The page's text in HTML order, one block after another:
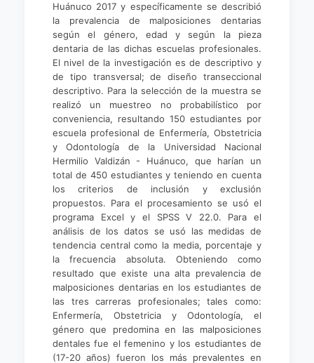
Huánuco 2017 y específicamente se describió
la prevalencia de malposiciones dentarias
según el género, edad y según la pieza
dentaria de las dichas escuelas profesionales.
El nivel de la investigación es de descriptivo y
de tipo transversal; de diseño transeccional
descriptivo. Para la selección de la muestra se
realizó un muestreo no probabilístico por
conveniencia, resultando 150 estudiantes por
escuela profesional de Enfermería, Obstetricia
y Odontología de la Universidad Nacional
Hermilio Valdizán - Huánuco, que harían un
total de 450 estudiantes y teniendo en cuenta
los criterios de inclusión y exclusión
propuestos. Para el procesamiento se usó el
programa Excel y el SPSS V 22.0. Para el
análisis de los datos se usó las medidas de
tendencia central como la media, porcentaje y
la frecuencia absoluta. Obteniendo como
resultado que existe una alta prevalencia de
malposiciones dentarias en los estudiantes de
las tres carreras profesionales; tales como:
Enfermería, Obstetricia y Odontología, el
género que predomina en las malposiciones
dentales fue el femenino y los estudiantes de
(17-20 años) fueron los más prevalentes en